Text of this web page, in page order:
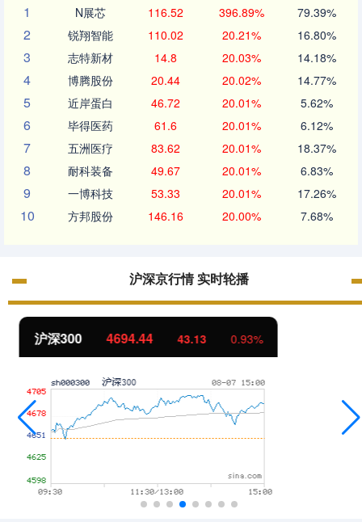
1
N展芯 116.52 396.89% 79.39%
2 锐翔智能 110.02 20.21% 16.80%
3 志特新材 14.8 20.03% 14.18%
4 博腾股份 20.44 20.02% 14.77%
5 近岸蛋白 46.72 20.01% 5.62%
6 毕得医药 61.6 20.01% 6.12%
7 五洲医疗 83.62 20.01% 18.37%
8 耐科装备 49.67 20.01% 6.83%
9 一博科技 53.33 20.01% 17.26%
10 方邦股份 146.16 20.00% 7.68%
沪深京行情 实时轮播
北证50 1134.24 11.37